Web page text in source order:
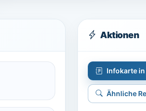
Aktionen
Infokarte
Ähnliche